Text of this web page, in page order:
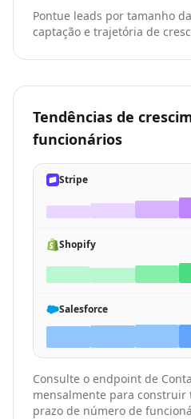
Pontue leads por tamanho
captação e trajetória de
Tendências de
funcionários
Stripe
Shopify
Salesforce
Consulte o endpoint de
mensalmente para construir
prazo de número de